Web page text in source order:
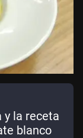
y la receta
blanco